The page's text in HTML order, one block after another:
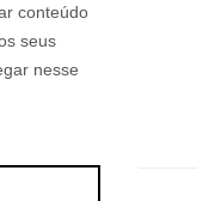
conteúdo
seus
nesse